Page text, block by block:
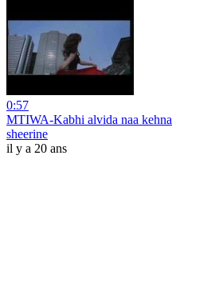
0:57
MTIWA-Kabhi alvida naa kehna
sheerine
il y a 20 ans